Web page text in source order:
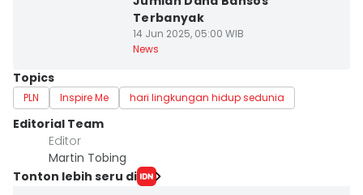
Terbanyak
14 Jun 2025, 05:00 WIB
News
Topics
PLN Inspire Me hari lingkungan hidup sedunia
Editorial Team
Editor
Martin Tobing
Tonton lebih seru di